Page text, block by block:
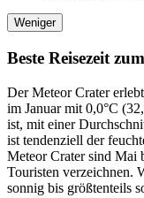
Weniger
Beste Reisezeit
Der Meteor Crater
im Januar mit 0,0°C
ist, mit einer
ist tendenziell der
Meteor Crater sind Mai
Touristen verzeichnen.
sonnig bis größtenteils